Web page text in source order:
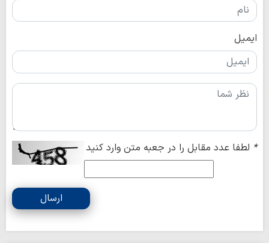
ایمیل
* لطفا عدد مقابل را در جعبه متن وارد کنید
ارسال